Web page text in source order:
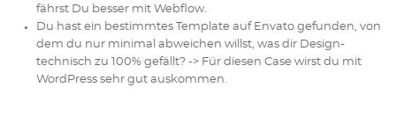
fährst Du besser mit Webflow.
Du hast ein bestimmtes Template auf Envato gefunden, von
dem du nur minimal abweichen willst, was dir Design-
technisch zu 100% gefällt? -> Für diesen Case wirst du mit
WordPress sehr gut auskommen.